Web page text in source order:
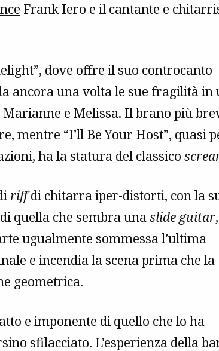
Frank Iero e il cantante e
dove offre il suo controcanto
ancora una volta le sue fragilità in
e Melissa. Il brano più
mentre “I’ll Be Your Host”, quasi
ha la statura del classico
riffdi chitarra iper-distorti, con la
quella che sembra unaslide guitar
ugualmente sommessa l’ultima
e incendia la scena prima che la
geometrica.
e imponente di quello che lo ha
sfilacciato. L’esperienza della